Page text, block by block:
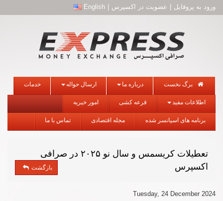
ورود به پروفایل عضویت در اکسپرس English
برگ نخست درباره ما ارسال حواله خدمات
اطلاعات مفید قرعه کشی امور خیریه
برنامه های اسپانسر شده مجله اقتصادی تماس با ما
تعطیلات کریسمس و سال نو ۲۰۲۵ در صرافی
اکسپرس
بازگشت
Tuesday, 24 December 2024